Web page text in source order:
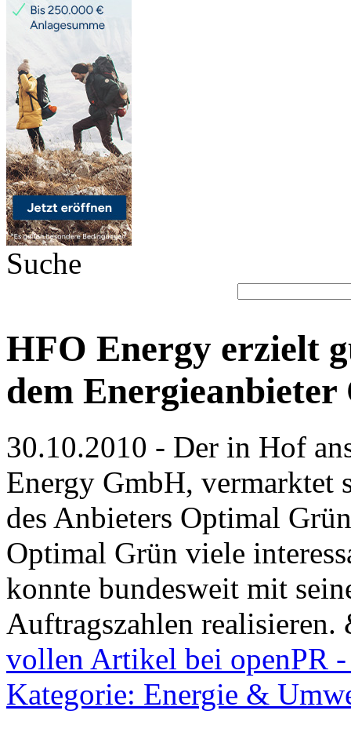
Suche
HFO Energy erzielt
dem
30.10.2010 - Der in Hof
Energy GmbH, vermarktet
des Anbieters Optimal
Optimal Grün viele
konnte bundesweit mit
Auftragszahlen
vollen Artikel bei openPR
Kategorie: Energie &